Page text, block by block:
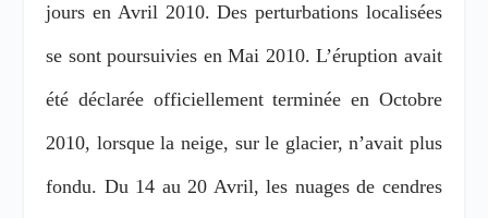
jours en Avril 2010. Des perturbations localisées
se sont poursuivies en Mai 2010. L’éruption avait
été déclarée officiellement terminée en Octobre
2010, lorsque la neige, sur le glacier, n’avait plus
fondu. Du 14 au 20 Avril, les nuages de cendres